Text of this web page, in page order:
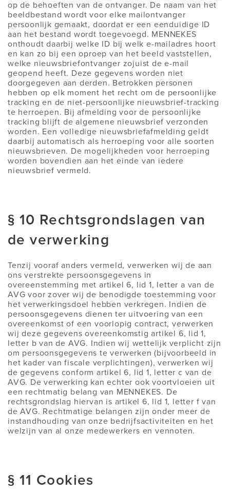
op de behoeften van de ontvanger. De naam van het
beeldbestand wordt voor elke mailontvanger
persoonlijk gemaakt, doordat er een eenduidige ID
aan het bestand wordt toegevoegd. MENNEKES
onthoudt daarbij welke ID bij welk e-mailadres hoort
en kan zo bij een oproep van het beeld vaststellen,
welke nieuwsbriefontvanger zojuist de e-mail
geopend heeft. Deze gegevens worden niet
doorgegeven aan derden. Betrokken personen
hebben op elk moment het recht om de persoonlijke
tracking en de niet-persoonlijke nieuwsbrief-tracking
te herroepen. Bij afmelding voor de persoonlijke
tracking blijft de algemene nieuwsbrief verzonden
worden. Een volledige nieuwsbriefafmelding geldt
daarbij automatisch als herroeping voor alle soorten
nieuwsbrieven. De mogelijkheden voor herroeping
worden bovendien aan het einde van iedere
nieuwsbrief vermeld.
§ 10 Rechtsgrondslagen van
de verwerking
Tenzij vooraf anders vermeld, verwerken wij de aan
ons verstrekte persoonsgegevens in
overeenstemming met artikel 6, lid 1, letter a van de
AVG voor zover wij de benodigde toestemming voor
het verwerkingsdoel hebben verkregen. Indien de
persoonsgegevens dienen ter uitvoering van een
overeenkomst of een voorlopig contract, verwerken
wij deze gegevens overeenkomstig artikel 6, lid 1,
letter b van de AVG. Indien wij wettelijk verplicht zijn
om persoonsgegevens te verwerken (bijvoorbeeld in
het kader van fiscale verplichtingen), verwerken wij
de gegevens conform artikel 6, lid 1, letter c van de
AVG. De verwerking kan echter ook voortvloeien uit
een rechtmatig belang van MENNEKES. De
rechtsgrondslag hiervan is artikel 6, lid 1, letter f van
de AVG. Rechtmatige belangen zijn onder meer de
instandhouding van onze bedrijfsactiviteiten en het
welzijn van al onze medewerkers en vennoten.
§ 11 Cookies